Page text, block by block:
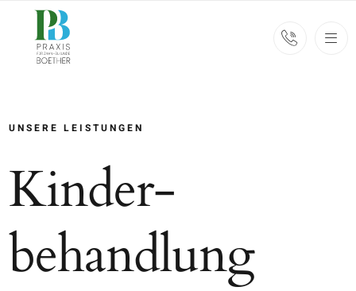
springen
UNSERE LEISTUNGEN
Kinder­
behandlung